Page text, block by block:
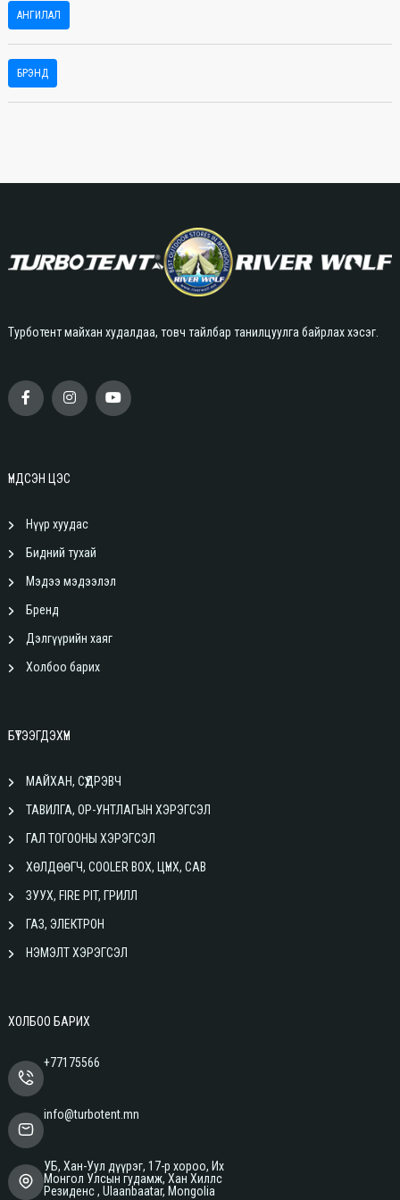
АНГИЛАЛ
БРЭНД
Турботент майхан худалдаа, товч тайлбар танилцуулга байрлах хэсэг.
ҮНДСЭН ЦЭС
Нүүр хуудас
Бидний тухай
Мэдээ мэдээлэл
Бренд
Дэлгүүрийн хаяг
Холбоо барих
БҮТЭЭГДЭХҮҮН
МАЙХАН, СҮҮДРЭВЧ
ТАВИЛГА, ОР-УНТЛАГЫН ХЭРЭГСЭЛ
ГАЛ ТОГООНЫ ХЭРЭГСЭЛ
ХӨЛДӨӨГЧ, COOLER BOX, ЦҮНХ, САВ
ЗУУХ, FIRE PIT, ГРИЛЛ
ГАЗ, ЭЛЕКТРОН
НЭМЭЛТ ХЭРЭГСЭЛ
ХОЛБОО БАРИХ
+77175566
info@turbotent.mn
УБ, Хан-Уул дүүрэг, 17-р хороо, Их
Монгол Улсын гудамж, Хан Хиллс
Резиденс , Ulaanbaatar, Mongolia